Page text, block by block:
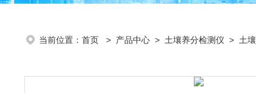
当前位置： 首页 > 产品中心 > 土壤养分检测仪 > 土